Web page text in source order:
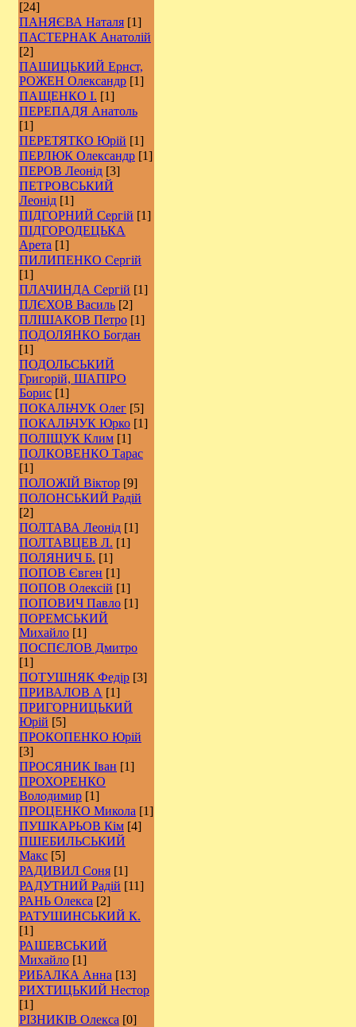
[24]
ПАНЯЄВА Наталя [1]
ПАСТЕРНАК Анатолій
[2]
ПАШИЦЬКИЙ Ернст,
РОЖЕН Олександр [1]
ПАЩЕНКО І. [1]
ПЕРЕПАДЯ Анатоль
[1]
ПЕРЕТЯТКО Юрій [1]
ПЕРЛЮК Олександр [1]
ПЕРОВ Леонід [3]
ПЕТРОВСЬКИЙ
Леонід [1]
ПІДГОРНИЙ Сергій [1]
ПІДГОРОДЕЦЬКА
Арета [1]
ПИЛИПЕНКО Сергій
[1]
ПЛАЧИНДА Сергій [1]
ПЛЄХОВ Василь [2]
ПЛІШАКОВ Петро [1]
ПОДОЛЯНКО Богдан
[1]
ПОДОЛЬСЬКИЙ
Григорій, ШАПІРО
Борис [1]
ПОКАЛЬЧУК Олег [5]
ПОКАЛЬЧУК Юрко [1]
ПОЛІЩУК Клим [1]
ПОЛКОВЕНКО Тарас
[1]
ПОЛОЖІЙ Віктор [9]
ПОЛОНСЬКИЙ Радій
[2]
ПОЛТАВА Леонід [1]
ПОЛТАВЦЕВ Л. [1]
ПОЛЯНИЧ Б. [1]
ПОПОВ Євген [1]
ПОПОВ Олексій [1]
ПОПОВИЧ Павло [1]
ПОРЕМСЬКИЙ
Михайло [1]
ПОСПЄЛОВ Дмитро
[1]
ПОТУШНЯК Федір [3]
ПРИВАЛОВ А [1]
ПРИГОРНИЦЬКИЙ
Юрій [5]
ПРОКОПЕНКО Юрій
[3]
ПРОСЯНИК Іван [1]
ПРОХОРЕНКО
Володимир [1]
ПРОЦЕНКО Микола [1]
ПУШКАРЬОВ Кім [4]
ПШЕБИЛЬСЬКИЙ
Макс [5]
РАДИВИЛ Соня [1]
РАДУТНИЙ Радій [11]
РАНЬ Олекса [2]
РАТУШИНСЬКИЙ К.
[1]
РАШЕВСЬКИЙ
Михайло [1]
РИБАЛКА Анна [13]
РИХТИЦЬКИЙ Нестор
[1]
РІЗНИКІВ Олекса [0]